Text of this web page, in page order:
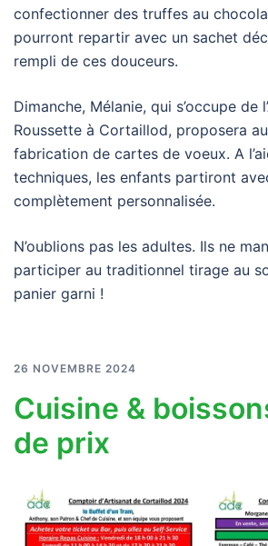
confectionner des truffes au
pourront repartir avec un sachet
rempli de ces douceurs.
Dimanche, Mélanie, qui s’occupe de
Roussette à Cortaillod, proposera
fabrication de cartes de voeux. A
techniques, les enfants partiront
complètement personnalisée.
N’oublions pas les adultes. Ils ne
participer au traditionnel tirage au
panier garni !
26 NOVEMBRE 2024
Cuisine &
de prix